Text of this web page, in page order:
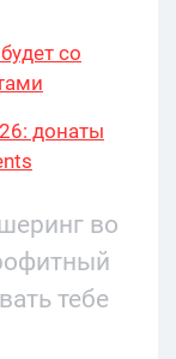
со
донаты
во
тебе